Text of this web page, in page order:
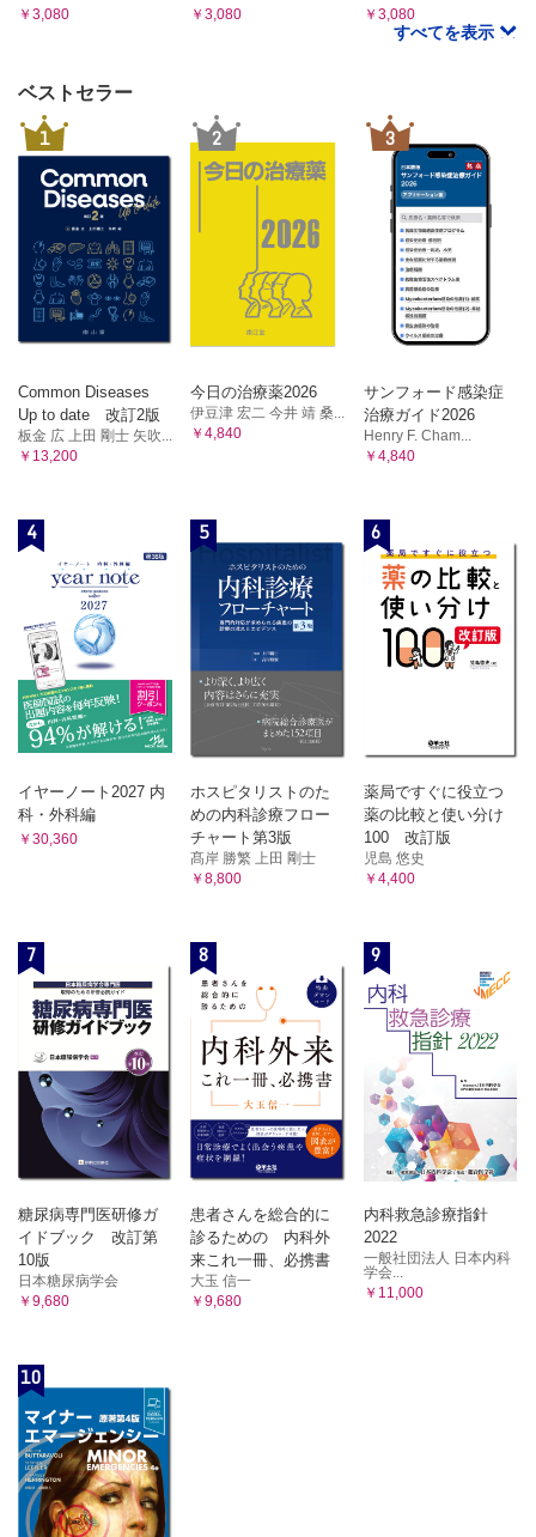
￥3,080 ￥3,080 ￥3,080
すべてを表示
ベストセラー
1
Common Diseases
Up to date 改訂2版
板金 広 上田 剛士 矢吹...
￥13,200
2
今日の治療薬2026
伊豆津 宏二 今井 靖 桑...
￥4,840
3
サンフォード感染症
治療ガイド2026
Henry F. Cham...
￥4,840
4
イヤーノート2027 内
科・外科編
￥30,360
5
ホスピタリストのた
めの内科診療フロー
チャート第3版
髙岸 勝繁 上田 剛士
￥8,800
6
薬局ですぐに役立つ
薬の比較と使い分け
100 改訂版
児島 悠史
￥4,400
7
糖尿病専門医研修ガ
イドブック 改訂第
10版
日本糖尿病学会
￥9,680
8
患者さんを総合的に
診るための 内科外
来これ一冊、必携書
大玉 信一
￥9,680
9
内科救急診療指針
2022
一般社団法人 日本内科
学会...
￥11,000
10